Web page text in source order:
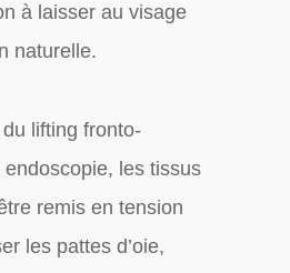
à laisser au visage
naturelle.
lifting fronto-
les tissus
remis en tension
les pattes d’oie,